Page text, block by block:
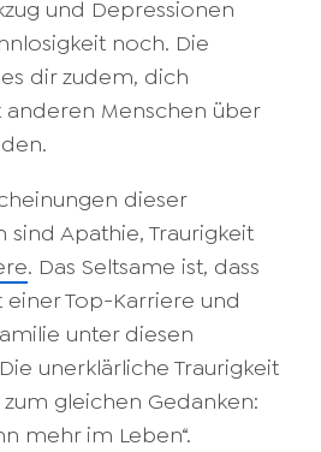
und Depressionen
noch. Die
dir zudem, dich
Menschen über
dieser
sind Apathie, Traurigkeit
. Das Seltsame ist, dass
Top-Karriere und
unter diesen
unerklärliche Traurigkeit
gleichen Gedanken:
mehr im Leben“.